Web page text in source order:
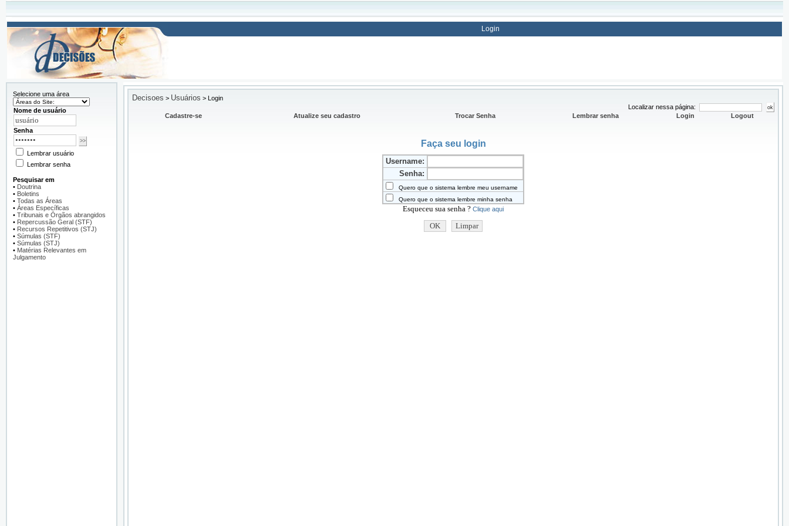
Login
Selecione uma área
Nome de usuário
Senha
Lembrar usuário
Lembrar senha
Pesquisar em
• Doutrina
• Boletins
• Todas as Áreas
• Áreas Específicas
• Tribunais e Órgãos abrangidos
• Repercussão Geral (STF)
• Recursos Repetitivos (STJ)
• Súmulas (STF)
• Súmulas (STJ)
• Matérias Relevantes em
Julgamento
Decisoes > Usuários > Login
Localizar nessa página:
Cadastre-se
Atualize seu cadastro Trocar Senha Lembrar senha Login Logout
Faça seu login
Username:
Senha:
Quero que o sistema lembre meu username
Quero que o sistema lembre minha senha
Esqueceu sua senha ? Clique aqui